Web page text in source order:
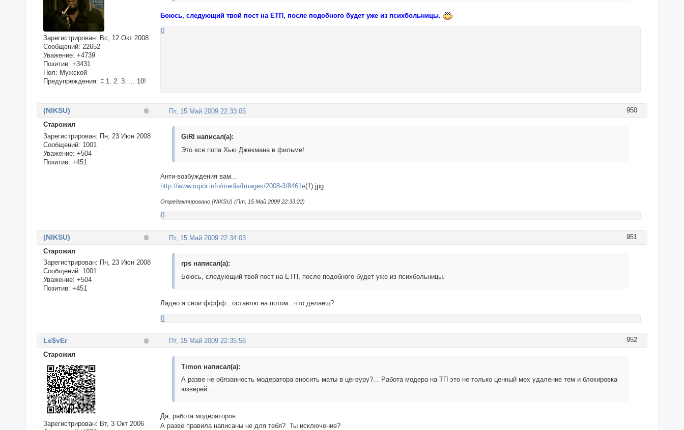
Зарегистрирован: Вс, 12 Окт 2008
Сообщений: 22652
Уважение: +4739
Позитив: +3431
Пол: Мужской
Предупреждения: ‡ 1. 2. 3. ... 10!
Боюсь, следующий твой пост на ЕТП, после подобного будет уже из психбольницы.
0
950
Пт, 15 Май 2009 22:33:05
(NIKSU)
Cтарожил
Зарегистрирован: Пн, 23 Июн 2008
Сообщений: 1001
Уважение: +504
Позитив: +451
GiRl написал(а):
Это все попа Хью Джекмана в фильме!
Анти-возбуждения вам...
http://www.rupor.info/media/Images/2008-3/8461e(1).jpg
Отредактировано (NIKSU) (Пт, 15 Май 2009 22:33:22)
0
951
Пт, 15 Май 2009 22:34:03
(NIKSU)
Cтарожил
Зарегистрирован: Пн, 23 Июн 2008
Сообщений: 1001
Уважение: +504
Позитив: +451
rps написал(а):
Боюсь, следующий твой пост на ЕТП, после подобного будет уже из психбольницы.
Ладно я свои фффф...оставлю на потом...что делаеш?
0
952
Пт, 15 Май 2009 22:35:56
Le$vEr
Cтарожил
Зарегистрирован: Вт, 3 Окт 2006
Timon написал(а):
А разве не обязанность модератора вносить маты в цензуру?... Работа модера на ТП это не только ценный мех удаление тем и блокировка
юзверей...
Да, работа модераторов....
А разве правила написаны не для тебя? Ты исключение?